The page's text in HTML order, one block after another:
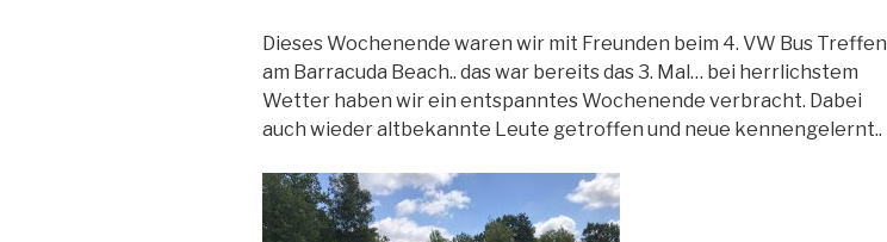
Dieses Wochenende waren wir mit Freunden beim 4. VW Bus Treffen
am Barracuda Beach.. das war bereits das 3. Mal… bei herrlichstem
Wetter haben wir ein entspanntes Wochenende verbracht. Dabei
auch wieder altbekannte Leute getroffen und neue kennengelernt..